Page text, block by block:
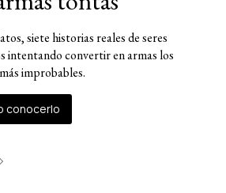
siete historias reales de seres
intentando convertir en armas los
improbables.
conocerlo